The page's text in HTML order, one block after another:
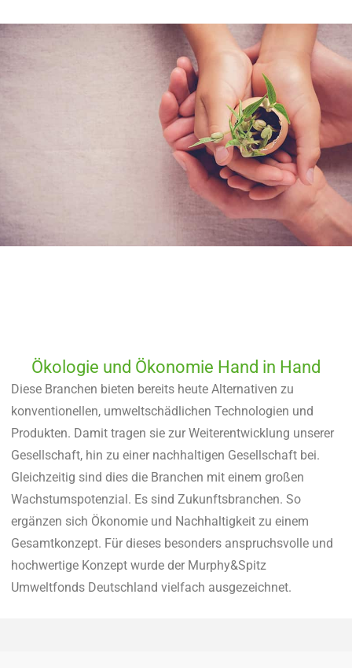
Ökologie und Ökonomie Hand in Hand
Diese Branchen bieten bereits heute Alternativen zu
konventionellen, umweltschädlichen Technologien und
Produkten. Damit tragen sie zur Weiterentwicklung unserer
Gesellschaft, hin zu einer nachhaltigen Gesellschaft bei.
Gleichzeitig sind dies die Branchen mit einem großen
Wachstumspotenzial. Es sind Zukunftsbranchen. So
ergänzen sich Ökonomie und Nachhaltigkeit zu einem
Gesamtkonzept. Für dieses besonders anspruchsvolle und
hochwertige Konzept wurde der Murphy&Spitz
Umweltfonds Deutschland vielfach ausgezeichnet.